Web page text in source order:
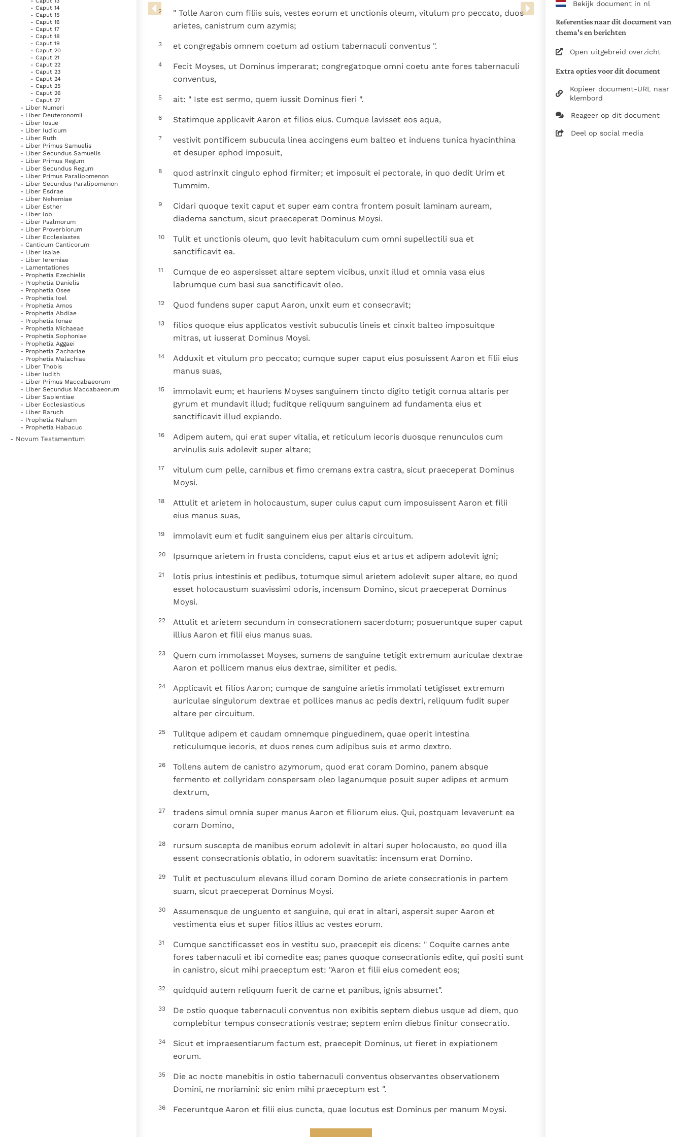
Denzinger Gebruiksvoorwaarden
herkennen
groeit stilletjes door
liefde, niet door
De mystiek. De
mystieke
verschijnselen en de
als een taak"
Augustinus toont ons de
innerlijk" toe te keren.
www.vatican.va/archive/bible/
vulgata_vetus-
www.vatican.va/archive/bible/
aansluiting gezocht bij de
om de teksten van de
naast elkaar te kunnen
Daar waar de versnummering
elkaar afwijken is dus die van
Bekijk document in nl
Referenties naar dit document van
thema's en berichten
Open uitgebreid overzicht
Extra opties voor dit document
Kopieer document-URL naar
klembord
Reageer op dit document
Deel op social media
- Caput 14
- Caput 15
- Caput 16
- Caput 17
- Caput 18
- Caput 19
- Caput 20
- Caput 21
- Caput 22
- Caput 23
- Caput 24
- Caput 25
- Caput 26
- Caput 27
- Liber Numeri
- Liber Deuteronomii
- Liber Iosue
- Liber Iudicum
- Liber Ruth
- Liber Primus Samuelis
- Liber Secundus Samuelis
- Liber Primus Regum
- Liber Secundus Regum
- Liber Primus Paralipomenon
- Liber Secundus Paralipomenon
- Liber Esdrae
- Liber Nehemiae
- Liber Esther
- Liber Iob
- Liber Psalmorum
- Liber Proverbiorum
- Liber Ecclesiastes
- Canticum Canticorum
- Liber Isaiae
- Liber Ieremiae
- Lamentationes
- Prophetia Ezechielis
- Prophetia Danielis
- Prophetia Osee
- Prophetia Ioel
- Prophetia Amos
- Prophetia Abdiae
- Prophetia Ionae
- Prophetia Michaeae
- Prophetia Sophoniae
- Prophetia Aggaei
- Prophetia Zachariae
- Prophetia Malachiae
- Liber Thobis
- Liber Iudith
- Liber Primus Maccabaeorum
- Liber Secundus Maccabaeorum
- Liber Sapientiae
- Liber Ecclesiasticus
- Liber Baruch
- Prophetia Nahum
- Prophetia Habacuc
- Novum Testamentum
2
" Tolle Aaron cum filiis suis, vestes eorum et unctionis oleum, vitulum pro peccato, duos
arietes, canistrum cum azymis;
3 et congregabis omnem coetum ad ostium tabernaculi conventus ".
4
Fecit Moyses, ut Dominus imperarat; congregatoque omni coetu ante fores tabernaculi
conventus,
5 ait: " Iste est sermo, quem iussit Dominus fieri ".
6 Statimque applicavit Aaron et filios eius. Cumque lavisset eos aqua,
7
vestivit pontificem subucula linea accingens eum balteo et induens tunica hyacinthina
et desuper ephod imposuit,
8
quod astrinxit cingulo ephod firmiter; et imposuit ei pectorale, in quo dedit Urim et
Tummim.
9
Cidari quoque texit caput et super eam contra frontem posuit laminam auream,
diadema sanctum, sicut praeceperat Dominus Moysi.
10
Tulit et unctionis oleum, quo levit habitaculum cum omni supellectili sua et
sanctificavit ea.
11
Cumque de eo aspersisset altare septem vicibus, unxit illud et omnia vasa eius
labrumque cum basi sua sanctificavit oleo.
12 Quod fundens super caput Aaron, unxit eum et consecravit;
13
filios quoque eius applicatos vestivit subuculis lineis et cinxit balteo imposuitque
mitras, ut iusserat Dominus Moysi.
14
Adduxit et vitulum pro peccato; cumque super caput eius posuissent Aaron et filii eius
manus suas,
15
immolavit eum; et hauriens Moyses sanguinem tincto digito tetigit cornua altaris per
gyrum et mundavit illud; fuditque reliquum sanguinem ad fundamenta eius et
sanctificavit illud expiando.
16
Adipem autem, qui erat super vitalia, et reticulum iecoris duosque renunculos cum
arvinulis suis adolevit super altare;
17
vitulum cum pelle, carnibus et fimo cremans extra castra, sicut praeceperat Dominus
Moysi.
18
Attulit et arietem in holocaustum, super cuius caput cum imposuissent Aaron et filii
eius manus suas,
19 immolavit eum et fudit sanguinem eius per altaris circuitum.
20 Ipsumque arietem in frusta concidens, caput eius et artus et adipem adolevit igni;
21
lotis prius intestinis et pedibus, totumque simul arietem adolevit super altare, eo quod
esset holocaustum suavissimi odoris, incensum Domino, sicut praeceperat Dominus
Moysi.
22
Attulit et arietem secundum in consecrationem sacerdotum; posueruntque super caput
illius Aaron et filii eius manus suas.
23
Quem cum immolasset Moyses, sumens de sanguine tetigit extremum auriculae dextrae
Aaron et pollicem manus eius dextrae, similiter et pedis.
24
Applicavit et filios Aaron; cumque de sanguine arietis immolati tetigisset extremum
auriculae singulorum dextrae et pollices manus ac pedis dextri, reliquum fudit super
altare per circuitum.
25
Tulitque adipem et caudam omnemque pinguedinem, quae operit intestina
reticulumque iecoris, et duos renes cum adipibus suis et armo dextro.
26
Tollens autem de canistro azymorum, quod erat coram Domino, panem absque
fermento et collyridam conspersam oleo laganumque posuit super adipes et armum
dextrum,
27
tradens simul omnia super manus Aaron et filiorum eius. Qui, postquam levaverunt ea
coram Domino,
28
rursum suscepta de manibus eorum adolevit in altari super holocausto, eo quod illa
essent consecrationis oblatio, in odorem suavitatis: incensum erat Domino.
29
Tulit et pectusculum elevans illud coram Domino de ariete consecrationis in partem
suam, sicut praeceperat Dominus Moysi.
30
Assumensque de unguento et sanguine, qui erat in altari, aspersit super Aaron et
vestimenta eius et super filios illius ac vestes eorum.
31
Cumque sanctificasset eos in vestitu suo, praecepit eis dicens: " Coquite carnes ante
fores tabernaculi et ibi comedite eas; panes quoque consecrationis edite, qui positi sunt
in canistro, sicut mihi praeceptum est: "Aaron et filii eius comedent eos;
32 quidquid autem reliquum fuerit de carne et panibus, ignis absumet".
33
De ostio quoque tabernaculi conventus non exibitis septem diebus usque ad diem, quo
complebitur tempus consecrationis vestrae; septem enim diebus finitur consecratio.
34
Sicut et impraesentiarum factum est, praecepit Dominus, ut fieret in expiationem
eorum.
35
Die ac nocte manebitis in ostio tabernaculi conventus observantes observationem
Domini, ne moriamini: sic enim mihi praeceptum est ".
36 Feceruntque Aaron et filii eius cuncta, quae locutus est Dominus per manum Moysi.